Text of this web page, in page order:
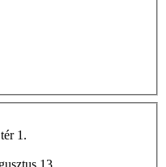
1.
augusztus 13.